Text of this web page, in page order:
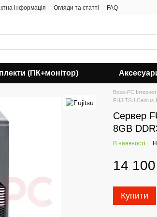
інформація Огляди та статті FAQ
(ПК+монітор)
Boss-PC
FUJITSU Celsius
Сервер
8GB
В наявності
14 100
Купити